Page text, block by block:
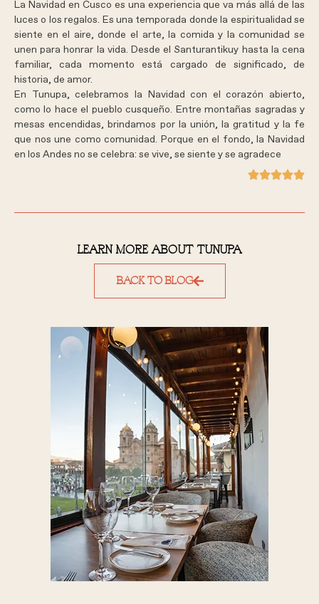
La Navidad en Cusco es una experiencia que va más allá de las
luces o los regalos. Es una temporada donde la espiritualidad se
siente en el aire, donde el arte, la comida y la comunidad se
unen para honrar la vida. Desde el Santurantikuy hasta la cena
familiar, cada momento está cargado de significado, de
historia, de amor.
En Tunupa, celebramos la Navidad con el corazón abierto,
como lo hace el pueblo cusqueño. Entre montañas sagradas y
mesas encendidas, brindamos por la unión, la gratitud y la fe
que nos une como comunidad. Porque en el fondo, la Navidad
en los Andes no se celebra: se vive, se siente y se agradece
LEARN MORE ABOUT TUNUPA
BACK TO BLOG